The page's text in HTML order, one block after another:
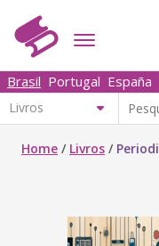
Brasil Portugal España
Home / Livros /